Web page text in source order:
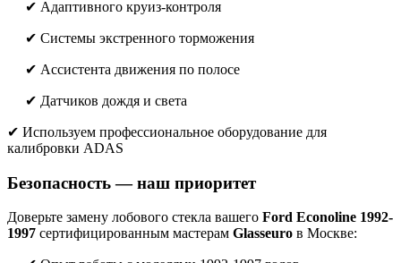
✔ Адаптивного круиз-контроля
✔ Системы экстренного торможения
✔ Ассистента движения по полосе
✔ Датчиков дождя и света
✔ Используем профессиональное оборудование для
калибровки ADAS
Безопасность — наш приоритет
Доверьте замену лобового стекла вашего Ford Econoline 1992-
1997 сертифицированным мастерам Glasseuro в Москве: